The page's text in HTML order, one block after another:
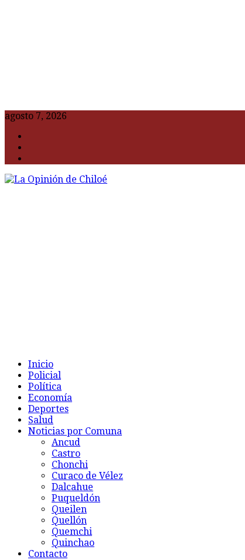
agosto 7, 2026
Inicio
Policial
Política
Economía
Deportes
Salud
Noticias por Comuna
Ancud
Castro
Chonchi
Curaco de Vélez
Dalcahue
Puqueldón
Queilen
Quellón
Quemchi
Quinchao
Contacto